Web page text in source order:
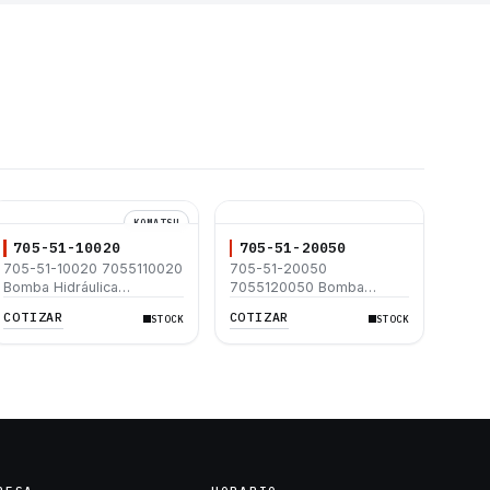
KOMATSU
705-51-10020
705-51-10020 7055110020
Bomba Hidráulica
PC200-2 PC200LC-2
COTIZAR STOCK
705-51-20050
705-51-20050
7055120050 Bomba
Bulldozer D40-1
COTIZAR STOCK